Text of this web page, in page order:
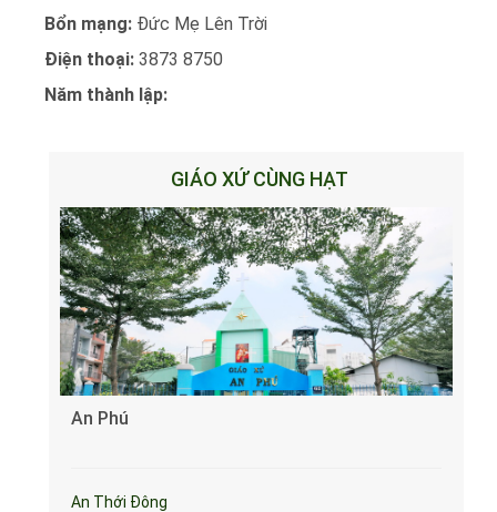
Bổn mạng: Đức Mẹ Lên Trời
Điện thoại: 3873 8750
Năm thành lập:
GIÁO XỨ CÙNG HẠT
An Phú
An Thới Đông